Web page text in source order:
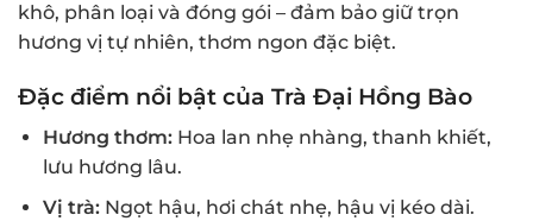
khô, phân loại và đóng gói – đảm bảo giữ trọn
hương vị tự nhiên, thơm ngon đặc biệt.
Đặc điểm nổi bật của Trà Đại Hồng Bào
Hương thơm:Hoa lan nhẹ nhàng, thanh khiết,
lưu hương lâu.
Vị trà:Ngọt hậu, hơi chát nhẹ, hậu vị kéo dài.